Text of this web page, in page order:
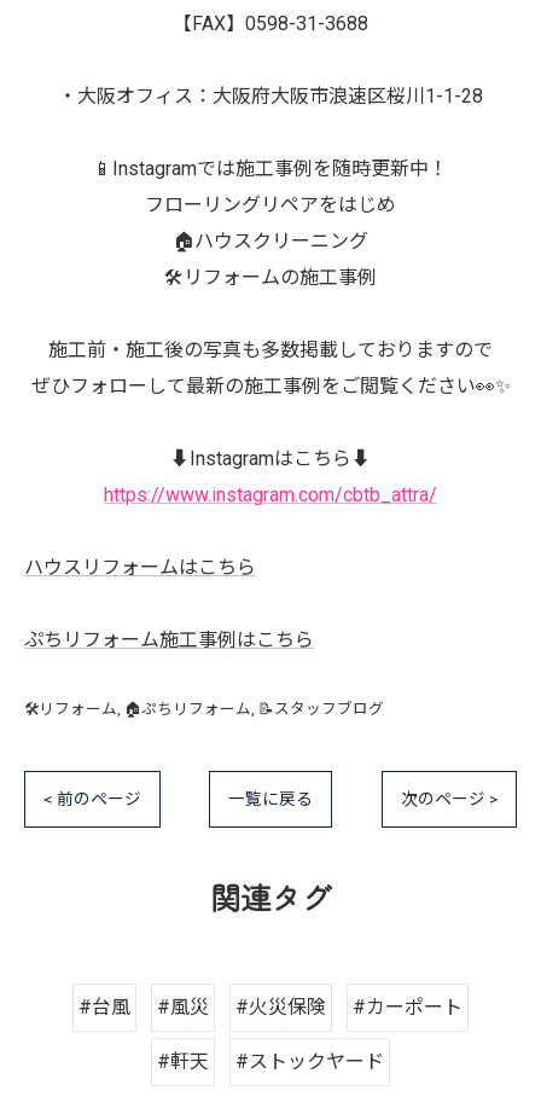
【FAX】0598-31-3688
・大阪オフィス：大阪府大阪市浪速区桜川1-1-28
📱Instagramでは施工事例を随時更新中！
フローリングリペアをはじめ
🏠ハウスクリーニング
🛠️リフォームの施工事例
施工前・施工後の写真も多数掲載しておりますので
ぜひフォローして最新の施工事例をご閲覧ください👀✨
⬇️Instagramはこちら⬇️
https://www.instagram.com/cbtb_attra/
ハウスリフォームはこちら
ぷちリフォーム施工事例はこちら
🛠️リフォーム 🏠ぷちリフォーム 📝スタッフブログ
< 前のページ 一覧に戻る 次のページ >
関連タグ
#台風 #風災 #火災保険 #カーポート
#軒天 #ストックヤード